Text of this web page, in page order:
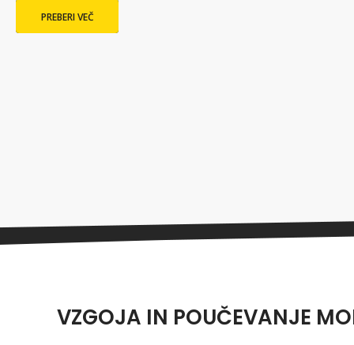
PREBERI VEČ
VZGOJA IN POUČEVANJE